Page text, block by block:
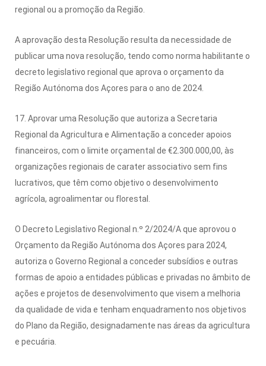
regional ou a promoção da Região.
A aprovação desta Resolução resulta da necessidade de
publicar uma nova resolução, tendo como norma habilitante o
decreto legislativo regional que aprova o orçamento da
Região Autónoma dos Açores para o ano de 2024.
17. Aprovar uma Resolução que autoriza a Secretaria
Regional da Agricultura e Alimentação a conceder apoios
financeiros, com o limite orçamental de €2.300.000,00, às
organizações regionais de carater associativo sem fins
lucrativos, que têm como objetivo o desenvolvimento
agrícola, agroalimentar ou florestal.
O Decreto Legislativo Regional n.º 2/2024/A que aprovou o
Orçamento da Região Autónoma dos Açores para 2024,
autoriza o Governo Regional a conceder subsídios e outras
formas de apoio a entidades públicas e privadas no âmbito de
ações e projetos de desenvolvimento que visem a melhoria
da qualidade de vida e tenham enquadramento nos objetivos
do Plano da Região, designadamente nas áreas da agricultura
e pecuária.